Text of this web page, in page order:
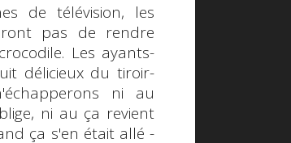
de télévision, les
pas de rendre
Les ayants-
délicieux du tiroir-
ni au
ni au ça revient
ça s'en était allé -